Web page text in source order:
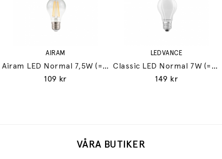
AIRAM
Airam LED Normal 7,5W (=60W) E27
109 kr
LEDVANCE
Classic LED Normal 7W (=60W) E27
149 kr
VÅRA BUTIKER